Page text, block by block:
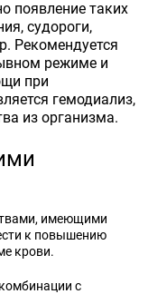
появление таких
судороги,
Рекомендуется
режиме и
при
гемодиализ,
из организма.
имеющими
к повышению
крови.
с